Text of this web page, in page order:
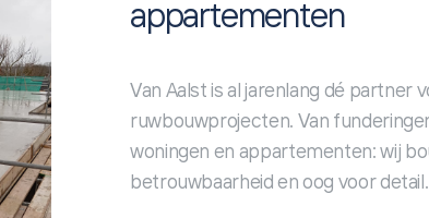
appartementen
Van Aalst is al jarenlang dé partner
ruwbouwprojecten. Van
woningen en appartementen: wij
betrouwbaarheid en oog voor detail.